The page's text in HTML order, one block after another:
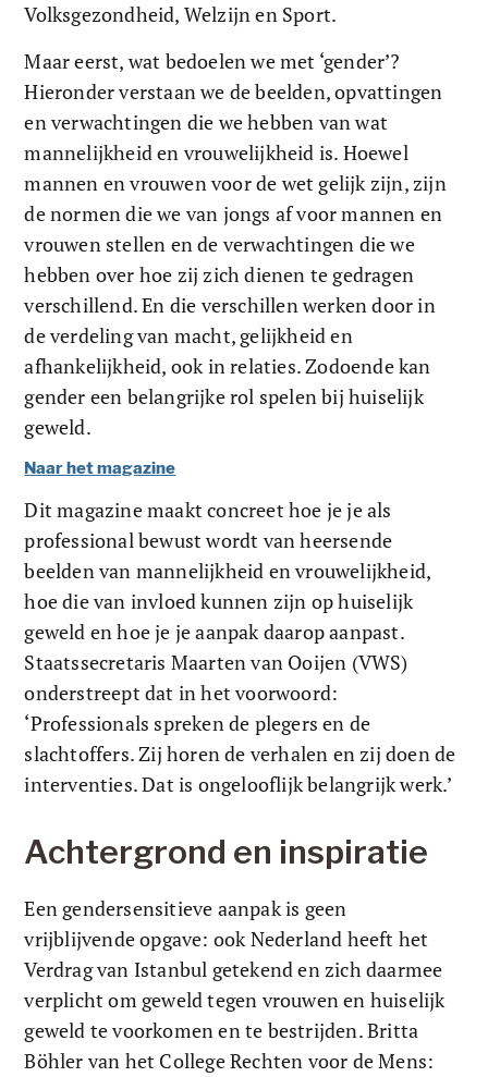
Volksgezondheid, Welzijn en Sport.
Maar eerst, wat bedoelen we met ‘gender’?
Hieronder verstaan we de beelden, opvattingen
en verwachtingen die we hebben van wat
mannelijkheid en vrouwelijkheid is. Hoewel
mannen en vrouwen voor de wet gelijk zijn, zijn
de normen die we van jongs af voor mannen en
vrouwen stellen en de verwachtingen die we
hebben over hoe zij zich dienen te gedragen
verschillend. En die verschillen werken door in
de verdeling van macht, gelijkheid en
afhankelijkheid, ook in relaties. Zodoende kan
gender een belangrijke rol spelen bij huiselijk
geweld.
Naar het magazine
Dit magazine maakt concreet hoe je je als
professional bewust wordt van heersende
beelden van mannelijkheid en vrouwelijkheid,
hoe die van invloed kunnen zijn op huiselijk
geweld en hoe je je aanpak daarop aanpast.
Staatssecretaris Maarten van Ooijen (VWS)
onderstreept dat in het voorwoord:
‘Professionals spreken de plegers en de
slachtoffers. Zij horen de verhalen en zij doen de
interventies. Dat is ongelooflijk belangrijk werk.’
Achtergrond en inspiratie
Een gendersensitieve aanpak is geen
vrijblijvende opgave: ook Nederland heeft het
Verdrag van Istanbul getekend en zich daarmee
verplicht om geweld tegen vrouwen en huiselijk
geweld te voorkomen en te bestrijden. Britta
Böhler van het College Rechten voor de Mens: